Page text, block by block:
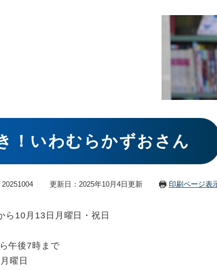
！いわむらかずおさん
更新日：2025年10月4日更新 印刷ページ表
ら10月13日月曜日・祝日
午後7時まで
曜日